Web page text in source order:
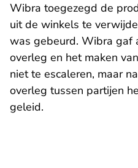
Wibra toegezegd de
uit de winkels te
was gebeurd. Wibra gaf
overleg en het maken
niet te escaleren, maar
overleg tussen partijen
geleid.